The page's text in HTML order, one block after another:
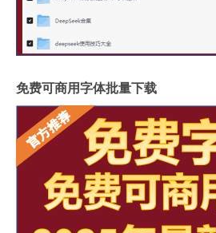
免费可商用字体批量下载